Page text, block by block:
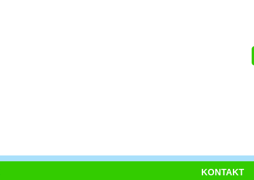
KONTAKT